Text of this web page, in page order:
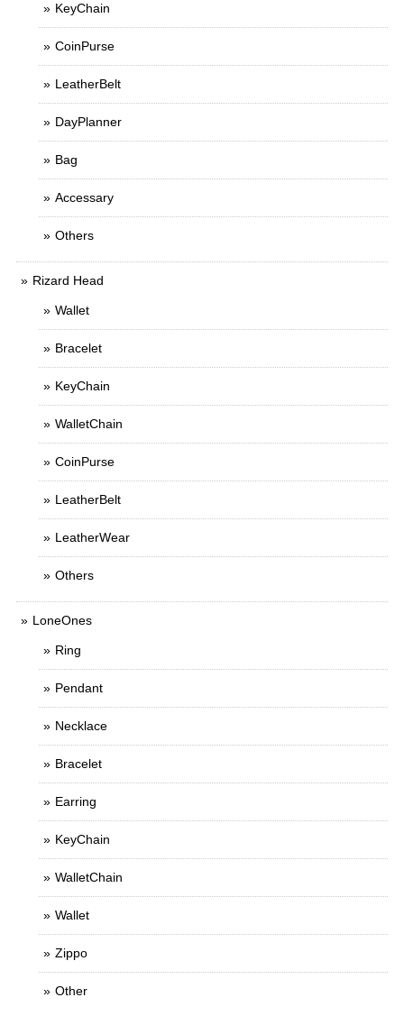
KeyChain
CoinPurse
LeatherBelt
DayPlanner
Bag
Accessary
Others
Rizard Head
Wallet
Bracelet
KeyChain
WalletChain
CoinPurse
LeatherBelt
LeatherWear
Others
LoneOnes
Ring
Pendant
Necklace
Bracelet
Earring
KeyChain
WalletChain
Wallet
Zippo
Other